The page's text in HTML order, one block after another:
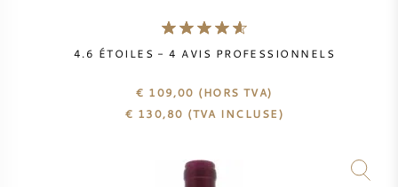
PRODUCTEUR DE VIN
4.6 ÉTOILES -4 AVIS PROFESSIONNELS
€ 109,00 (HORS TVA)
€ 130,80 (TVA INCLUSE)